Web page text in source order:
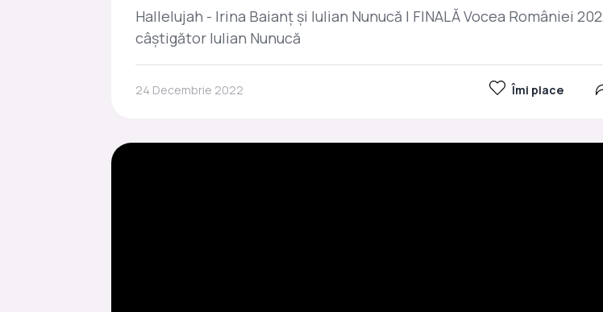
Hallelujah - Irina Baianț și Iulian Nunucă I FINALĂ Vocea României
câștigător Iulian Nunucă
24 Decembrie 2022 Îmi place